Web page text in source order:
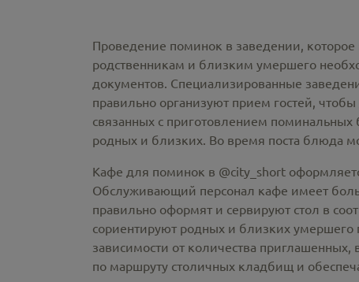
Проведение поминок в заведении, которое
родственникам и близким умершего
документов. Специализированные
правильно организуют прием гостей,
связанных с приготовлением
родных и близких. Во время поста блюда
Кафе для поминок в @city_short
Обслуживающий персонал кафе имеет
правильно оформят и сервируют стол в
сориентируют родных и близких
зависимости от количества
по маршруту столичных кладбищ и